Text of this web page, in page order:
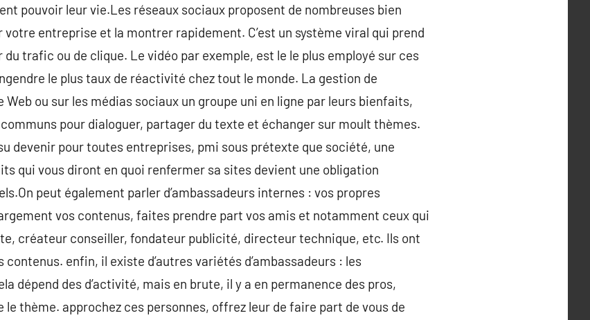
pouvoir leur vie.Les réseaux sociaux proposent de nombreuses bien
entreprise et la montrer rapidement. C’est un système viral qui prend
trafic ou de clique. Le vidéo par exemple, est le le plus employé sur ces
le plus taux de réactivité chez tout le monde. La gestion de
ou sur les médias sociaux un groupe uni en ligne par leurs bienfaits,
pour dialoguer, partager du texte et échanger sur moult thèmes.
devenir pour toutes entreprises, pmi sous prétexte que société, une
qui vous diront en quoi renfermer sa sites devient une obligation
peut également parler d’ambassadeurs internes : vos propres
vos contenus, faites prendre part vos amis et notamment ceux qui
créateur conseiller, fondateur publicité, directeur technique, etc. Ils ont
enfin, il existe d’autres variétés d’ambassadeurs : les
dépend des d’activité, mais en brute, il y a en permanence des pros,
thème. approchez ces personnes, offrez leur de faire part de vous de